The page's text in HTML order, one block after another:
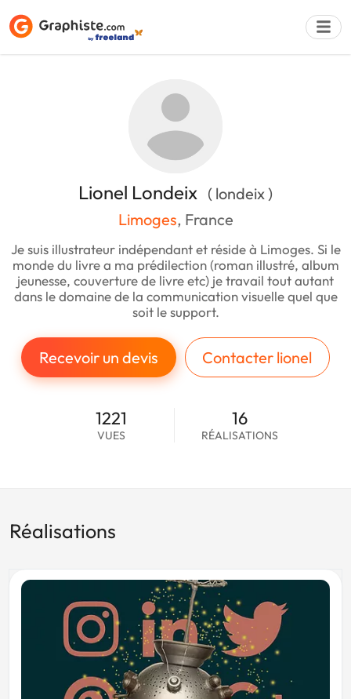
Lionel Londeix ( londeix )
Limoges, France
Je suis illustrateur indépendant et réside à Limoges. Si le
monde du livre a ma prédilection (roman illustré, album
jeunesse, couverture de livre etc) je travail tout autant
dans le domaine de la communication visuelle quel que
soit le support.
Recevoir un devis Contacter lionel
1221
VUES
16
RÉALISATIONS
Réalisations